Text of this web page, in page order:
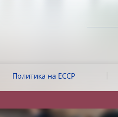
Политика на ЕССР